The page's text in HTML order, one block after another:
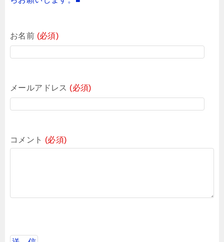
お名前 (必須)
メールアドレス (必須)
コメント (必須)